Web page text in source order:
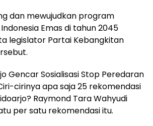
dan mewujudkan program
Emas di tahun 2045
legislator Partai Kebangkitan
Gencar Sosialisasi Stop Peredaran
cirinya apa saja 25 rekomendasi
Raymond Tara Wahyudi
per satu rekomendasi itu.